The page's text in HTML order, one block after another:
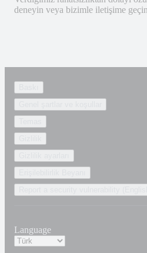
deneyin veya bizimle iletişime
Language